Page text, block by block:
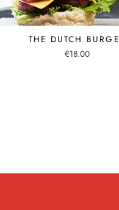
THE DUTCH
€18.00